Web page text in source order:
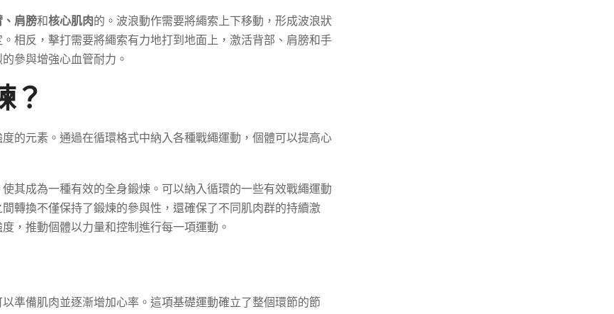
、肩膀和核心肌肉的。波浪動作需要將繩索上下移動，形成波浪狀
相反，擊打需要將繩索有力地打到地面上，激活背部、肩膀和手
參與增強心血管耐力。
？
的元素。通過在循環格式中納入各種戰繩運動，個體可以提高心
其成為一種有效的全身鍛煉。可以納入循環的一些有效戰繩運動
間轉換不僅保持了鍛煉的參與性，還確保了不同肌肉群的持續激
，推動個體以力量和控制進行每一項運動。
準備肌肉並逐漸增加心率。這項基礎運動確立了整個環節的節